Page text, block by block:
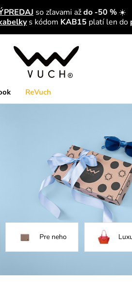
so zľavami aždo -50 %☀️
s kódom KAB15 platí len do
ReVuch
Pre neho